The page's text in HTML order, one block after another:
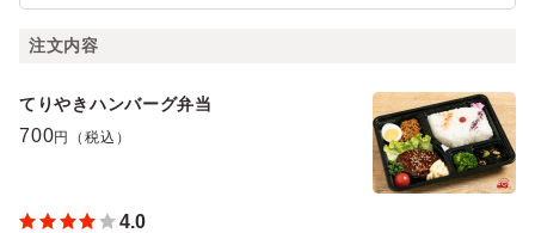
注文内容
てりやきハンバーグ弁当
700円（税込）
4.0